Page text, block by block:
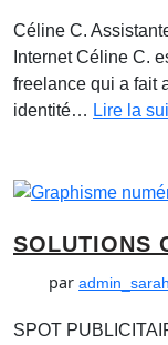
Céline C.
Internet Céline C.
freelance qui a fait
identité… Lire la
SOLUTIONS
par admin_sarah
SPOT